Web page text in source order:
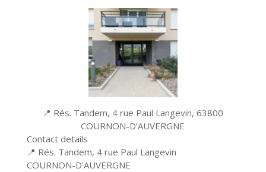
📍 Rés. Tandem, 4 rue Paul Langevin, 63800
COURNON-D’AUVERGNE
Contact details
+
📍 Rés. Tandem, 4 rue Paul Langevin
COURNON-D'AUVERGNE